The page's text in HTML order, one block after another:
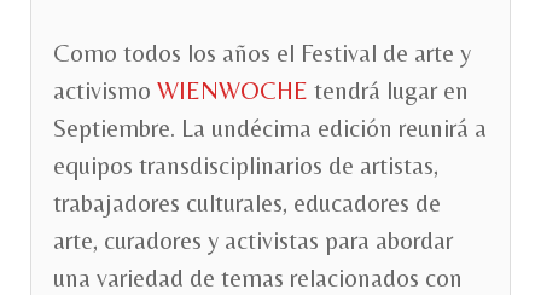
Como todos los años el Festival de arte y
activismo WIENWOCHE tendrá lugar en
Septiembre. La undécima edición reunirá a
equipos transdisciplinarios de artistas,
trabajadores culturales, educadores de
arte, curadores y activistas para abordar
una variedad de temas relacionados con